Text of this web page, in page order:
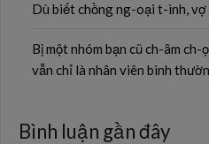
Dù biết chồng ng-oại t-ình, vợ
Bị một nhóm bạn cũ ch-âm
vẫn chỉ là nhân viên bình
Bình luận gần đây